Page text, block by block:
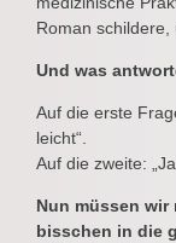
Roman schildere,
Und was
Auf die erste
leicht“.
Auf die zweite:
Nun müssen
bisschen in die